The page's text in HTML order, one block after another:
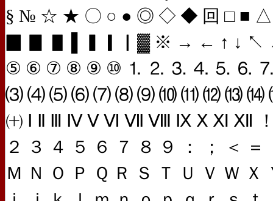
§ № ☆ ★ 〇 ○ ● ◎ ◇ ◆ 回 □
▉ ▊ ▋ ▌▍▎▏▓ ※ → ← ↑ ↓ ↖
⑤ ⑥ ⑦ ⑧ ⑨ ⑩ ⒈ ⒉ ⒊ ⒋ ⒌ ⒍
⑶ ⑷ ⑸ ⑹ ⑺ ⑻ ⑼ ⑽ ⑾ ⑿ ⒀ ⒁ ⒂ ⒃
㈩ Ⅰ Ⅱ Ⅲ Ⅳ Ⅴ Ⅵ Ⅶ Ⅷ Ⅸ Ⅹ Ⅺ Ⅻ ！＂
２ ３ ４ ５ ６ ７ ８ ９ ： ； ＜
Ｍ Ｎ Ｏ Ｐ Ｑ Ｒ Ｓ Ｔ Ｕ Ｖ Ｗ